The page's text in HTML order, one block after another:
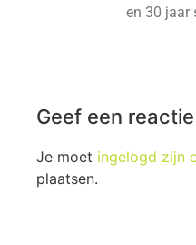
en 30 jaar
Geef een reactie
Je moet ingelogd zijn
plaatsen.